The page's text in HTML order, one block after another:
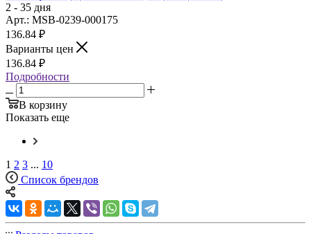
2 - 35 дня
Арт.: MSB-0239-000175
136.84 ₽
Варианты цен
136.84 ₽
Подробности
В корзину
Показать еще
1 2 3 ... 10
Список брендов